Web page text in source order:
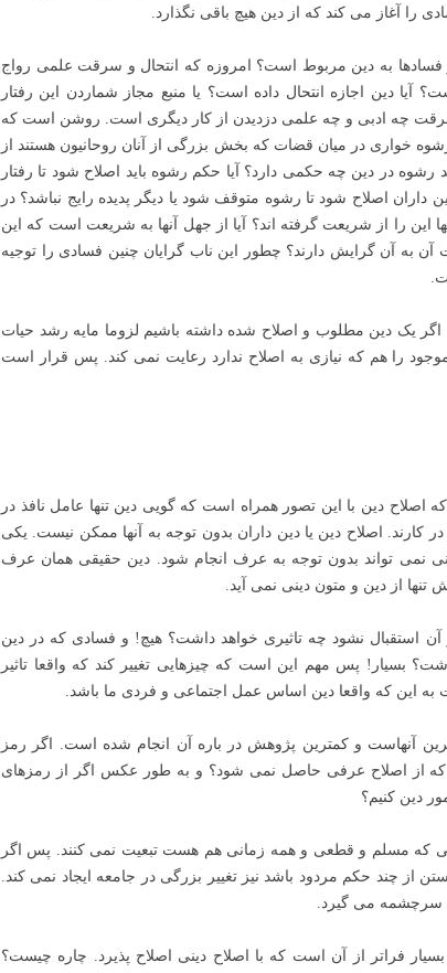
را آغاز می کند که از دین هیچ باقی نگذارد.
به دین مربوط است؟ امروزه که انتحال و سرقت علمی رواج
دین اجازه انتحال داده است؟ یا منبع مجاز شماردن این رفتار
سرقت چه ادبی و چه علمی دزدیدن از کار دیگری است. روشن است که
خواری در میان قضات که بخش بزرگی از آنان روحانیون هستند از
رشوه در دین چه حکمی دارد؟ آیا حکم رشوه باید اصلاح شود تا رفتار
داران اصلاح شود تا رشوه متوقف شود یا دیگر پدیده رایج نباشد؟ در
این را از شریعت گرفته اند؟ آیا از جهل آنها به شریعت است که این
آن به آن گرایش دارند؟ چطور این ناب گرایان چنین فسادی را توجیه
یک دین مطلوب و اصلاح شده داشته باشیم لزوما مایه رشد حیات
را هم که نیازی به اصلاح ندارد رعایت نمی کند. پس قرار است
اصلاح دین با این تصور همراه است که گویی دین تنها عامل نافذ در
اصلاح دین یا دین داران بدون توجه به آنها ممکن نیست. یکی
تواند بدون توجه به عرف انجام شود. دین حقیقی همان عرف
از دین و متون دینی نمی آید.
استقبال نشود چه تاثیری خواهد داشت؟ هیچ! و فسادی که در دین
بسیار! پس مهم این است که چیزهایی تغییر کند که واقعا تاثیر
به این که واقعا دین اساس عمل اجتماعی و فردی ما باشد.
آنهاست و کمترین پژوهش در باره آن انجام شده است. اگر رمز
که از اصلاح عرفی حاصل نمی شود؟ و به طور عکس اگر از رمزهای
دین کنیم؟
که مسلم و قطعی و همه زمانی هم هست تبعیت نمی کنند. پس اگر
از چند حکم مردود باشد نیز تغییر بزرگی در جامعه ایجاد نمی کند.
سرچشمه می گیرد.
فراتر از آن است که با اصلاح دینی اصلاح پذیرد. چاره چیست؟